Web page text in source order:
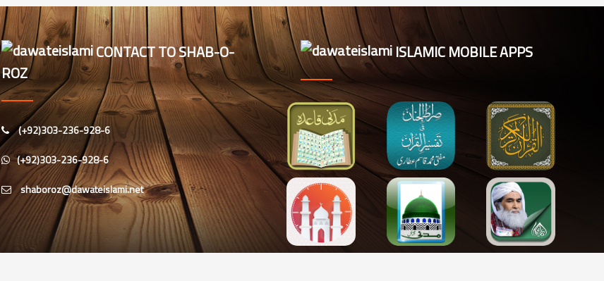
CONTACT TO SHAB-O-
ROZ
(+92)303-236-928-6
(+92)303-236-928-6
shaboroz@dawateislami.net
ISLAMIC MOBILE APPS